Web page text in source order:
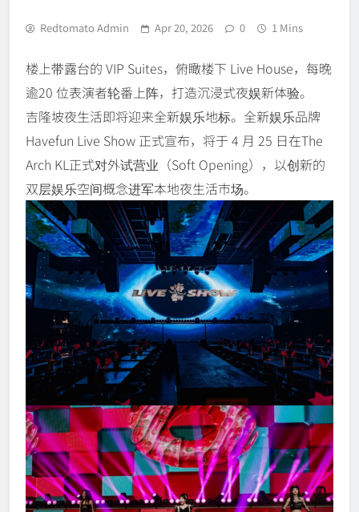
Redtomato Admin Apr 20, 2026 0 1 Mins
楼上带露台的 VIP Suites，俯瞰楼下 Live House，每晚
逾20 位表演者轮番上阵，打造沉浸式夜娱新体验。
吉隆坡夜生活即将迎来全新娱乐地标。全新娱乐品牌
Havefun Live Show 正式宣布，将于 4 月 25 日在The
Arch KL正式对外试营业（Soft Opening），以创新的
双层娱乐空间概念进军本地夜生活市场。